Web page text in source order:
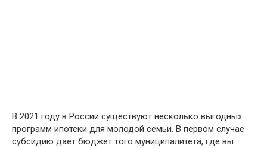
В 2021 году в России существуют несколько выгодных
программ ипотеки для молодой семьи. В первом случае
субсидию дает бюджет того муниципалитета, где вы